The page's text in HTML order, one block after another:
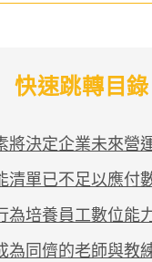
快速跳轉目錄
將決定企業未來營
清單已不足以應付
為培養員工數位能
為同儕的老師與教